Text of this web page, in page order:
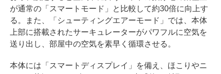
が通常の「スマートモード」と比較して約30倍に向上す
る。また、「シューティングエアーモード」では、本体
上部に搭載されたサーキュレーターがパワフルに空気を
送り出し、部屋中の空気を素早く循環させる。
本体には「スマートディスプレイ」を備え、ほこりやニ